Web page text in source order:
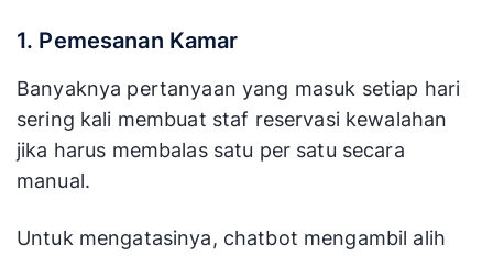
1. Pemesanan Kamar
Banyaknya pertanyaan yang masuk setiap hari
sering kali membuat staf reservasi kewalahan
jika harus membalas satu per satu secara
manual.
Untuk mengatasinya, chatbot mengambil alih